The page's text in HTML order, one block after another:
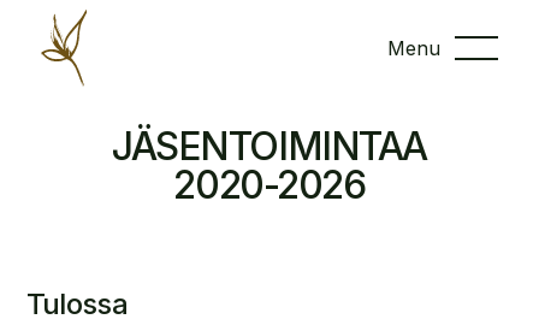
Menu
JÄSENTOIMINTAA
2020-2026
Tulossa